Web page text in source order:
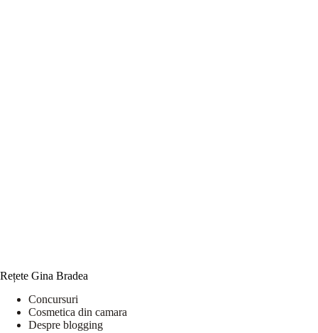
Rețete Gina Bradea
Concursuri
Cosmetica din camara
Despre blogging